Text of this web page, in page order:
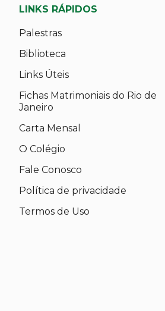
LINKS RÁPIDOS
Palestras
Biblioteca
Links Úteis
Fichas Matrimoniais do Rio de
Janeiro
Carta Mensal
O Colégio
Fale Conosco
Política de privacidade
Termos de Uso